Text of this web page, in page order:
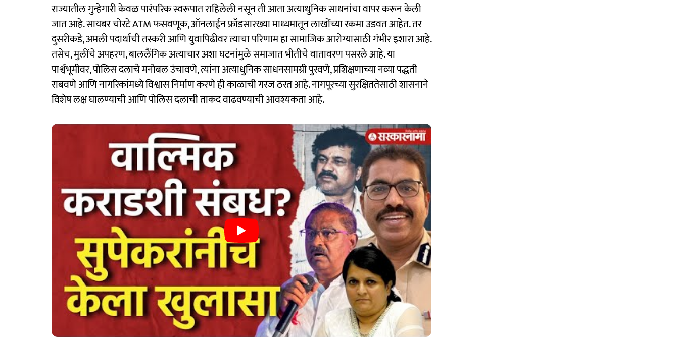
राज्यातील गुन्हेगारी केवळ पारंपरिक स्वरूपात राहिलेली नसून ती आता अत्याधुनिक साधनांचा वापर करून केली
जात आहे. सायबर चोरटे ATM फसवणूक, ऑनलाईन फ्रॉडसारख्या माध्यमातून लाखोंच्या रकमा उडवत आहेत. तर
दुसरीकडे, अमली पदार्थांची तस्करी आणि युवापिढीवर त्याचा परिणाम हा सामाजिक आरोग्यासाठी गंभीर इशारा आहे.
तसेच, मुलींचे अपहरण, बाललैंगिक अत्याचार अशा घटनांमुळे समाजात भीतीचे वातावरण पसरले आहे. या
पार्श्वभूमीवर, पोलिस दलाचे मनोबल उंचावणे, त्यांना अत्याधुनिक साधनसामग्री पुरवणे, प्रशिक्षणाच्या नव्या पद्धती
राबवणे आणि नागरिकांमध्ये विश्वास निर्माण करणे ही काळाची गरज ठरत आहे. नागपूरच्या सुरक्षिततेसाठी शासनाने
विशेष लक्ष घालण्याची आणि पोलिस दलाची ताकद वाढवण्याची आवश्यकता आहे.